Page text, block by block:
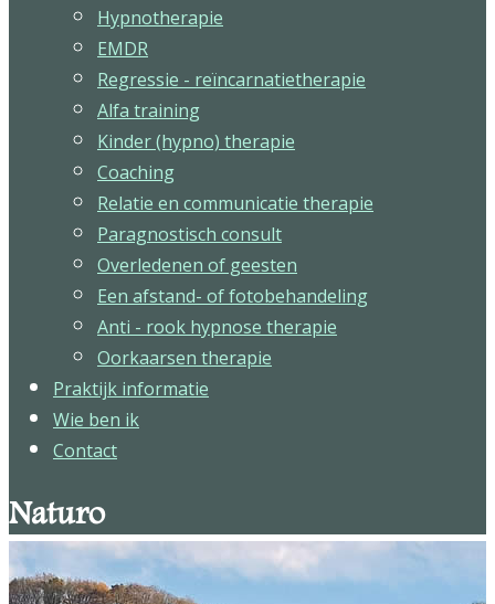
Hypnotherapie
EMDR
Regressie - reïncarnatietherapie
Alfa training
Kinder (hypno) therapie
Coaching
Relatie en communicatie therapie
Paragnostisch consult
Overledenen of geesten
Een afstand- of fotobehandeling
Anti - rook hypnose therapie
Oorkaarsen therapie
Praktijk informatie
Wie ben ik
Contact
Naturo